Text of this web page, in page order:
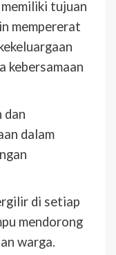
tujuan
mempererat
kebersamaan
dan
dalam
di setiap
mendorong
warga.